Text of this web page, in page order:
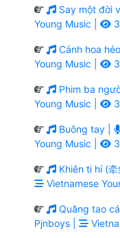
Say một đời
Young Music |
Cánh hoa
Young Music |
Phim ba
Young Music |
Buông tay |
Young Music |
Khiên ti hí (牵
Vietnamese
Quăng tao
Pjnboys |